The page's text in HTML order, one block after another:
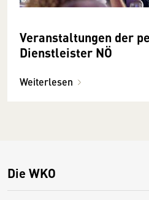
Veranstaltungen der
Dienstleister NÖ
Weiterlesen
Die WKO